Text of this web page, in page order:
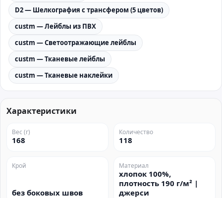
D2 — Шелкография с трансфером (5 цветов)
custm — Лейблы из ПВХ
custm — Светоотражающие лейблы
custm — Тканевые лейблы
custm — Тканевые наклейки
Характеристики
Вес (г)
168
Количество
118
Крой
без боковых швов
Материал
хлопок 100%,
плотность 190 г/м² |
джерси